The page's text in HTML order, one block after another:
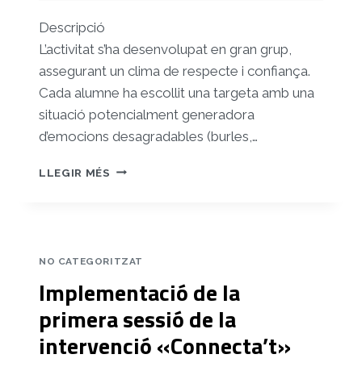
Descripció
L’activitat s’ha desenvolupat en gran grup,
assegurant un clima de respecte i confiança.
Cada alumne ha escollit una targeta amb una
situació potencialment generadora
d’emocions desagradables (burles,…
LLEGIR MÉS IMPLEMENTACIÓ
INTERVENCIÓ
«CONNECTA’T»
NO CATEGORITZAT
Implementació de la
primera sessió de la
intervenció «Connecta’t»